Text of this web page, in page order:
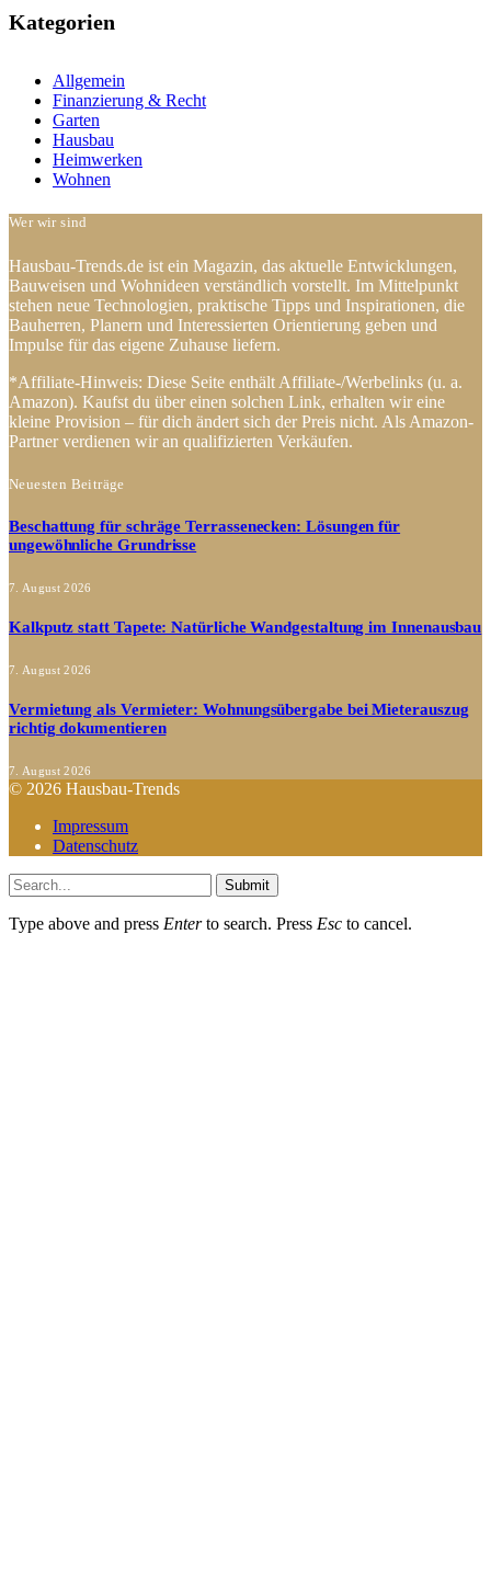
Kategorien
Allgemein
Finanzierung & Recht
Garten
Hausbau
Heimwerken
Wohnen
Wer wir sind
Hausbau-Trends.de ist ein Magazin, das aktuelle Entwicklungen,
Bauweisen und Wohnideen verständlich vorstellt. Im Mittelpunkt
stehen neue Technologien, praktische Tipps und Inspirationen, die
Bauherren, Planern und Interessierten Orientierung geben und
Impulse für das eigene Zuhause liefern.
*Affiliate-Hinweis: Diese Seite enthält Affiliate-/Werbelinks (u. a.
Amazon). Kaufst du über einen solchen Link, erhalten wir eine
kleine Provision – für dich ändert sich der Preis nicht. Als Amazon-
Partner verdienen wir an qualifizierten Verkäufen.
Neuesten Beiträge
Beschattung für schräge Terrassenecken: Lösungen für
ungewöhnliche Grundrisse
7. August 2026
Kalkputz statt Tapete: Natürliche Wandgestaltung im Innenausbau
7. August 2026
Vermietung als Vermieter: Wohnungsübergabe bei Mieterauszug
richtig dokumentieren
7. August 2026
© 2026 Hausbau-Trends
Impressum
Datenschutz
Submit
Type above and press Enterto search. Press Esc to cancel.